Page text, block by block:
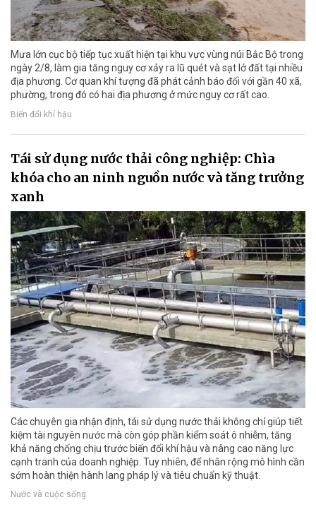
Mưa lớn cục bộ tiếp tục xuất hiện tại khu vực vùng núi Bắc Bộ trong
ngày 2/8, làm gia tăng nguy cơ xảy ra lũ quét và sạt lở đất tại nhiều
địa phương. Cơ quan khí tượng đã phát cảnh báo đối với gần 40 xã,
phường, trong đó có hai địa phương ở mức nguy cơ rất cao.
Biến đổi khí hậu
Tái sử dụng nước thải công nghiệp: Chìa
khóa cho an ninh nguồn nước và tăng trưởng
xanh
Các chuyên gia nhận định, tái sử dụng nước thải không chỉ giúp tiết
kiệm tài nguyên nước mà còn góp phần kiểm soát ô nhiễm, tăng
khả năng chống chịu trước biến đổi khí hậu và nâng cao năng lực
cạnh tranh của doanh nghiệp. Tuy nhiên, để nhân rộng mô hình cần
sớm hoàn thiện hành lang pháp lý và tiêu chuẩn kỹ thuật.
Nước và cuộc sống